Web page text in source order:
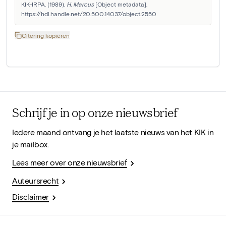
KIK-IRPA. (1989). H. Marcus [Object metadata].
https://hdl.handle.net/20.500.14037/object.2550
Citering kopiëren
Schrijf je in op onze nieuwsbrief
Iedere maand ontvang je het laatste nieuws van het KIK in
je mailbox.
Lees meer over onze nieuwsbrief
Auteursrecht
Disclaimer